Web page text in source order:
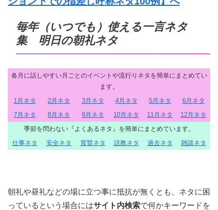
毎年（いつでも）使える一言ネタ
集 明日の朝礼ネタ
各月に話しやすい月ごとのイベントや流行りネタを簡単にまとめてい
ます。
1月ネタ
2月ネタ 3月ネタ 4月ネタ 5月ネタ
6月ネタ
7月ネタ
8月ネタ 9月ネタ 10月ネタ 11月ネタ
12月ネタ
季節を問わない『よくあるネタ』を簡単にまとめています。
仕事ネタ
安全ネタ 賞賛ネタ 説教ネタ 過去ネタ 雑談ネタ
朝礼や昼礼などの場に立つ事に抵抗が無くとも、ネタに困
っているという場合にはサイト内検索で何かキーワードを